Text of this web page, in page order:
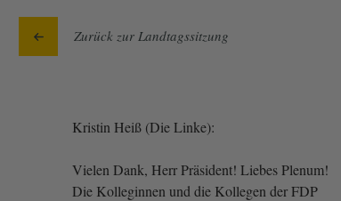
Zurück zur Landtagssitzung
Kristin Heiß (Die Linke):
Vielen Dank, Herr Präsident! Liebes Plenum!
Die Kolleginnen und die Kollegen der FDP